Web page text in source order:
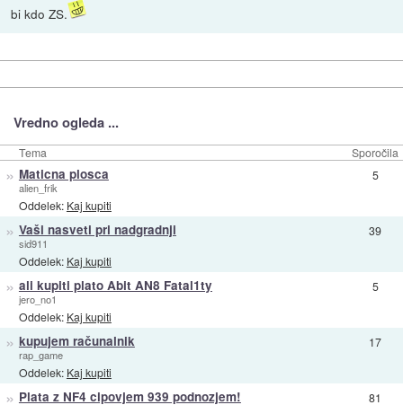
bi kdo ZS.
Vredno ogleda ...
Tema Sporočila
» Maticna plosca
alien_frik
Oddelek: Kaj kupiti
5
» Vaši nasveti pri nadgradnji
sid911
Oddelek: Kaj kupiti
39
» ali kupiti plato Abit AN8 Fatal1ty
jero_no1
Oddelek: Kaj kupiti
5
» kupujem računalnik
rap_game
Oddelek: Kaj kupiti
17
» Plata z NF4 cipovjem 939 podnozjem! 81